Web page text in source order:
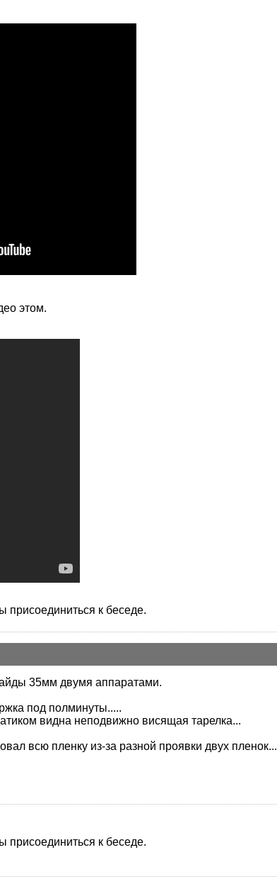
этом.
присоединиться к беседе.
35мм двумя аппаратами.
под полминуты.....
видна неподвижно висящая тарелка...
всю пленку из-за разной проявки двух пленок...
присоединиться к беседе.